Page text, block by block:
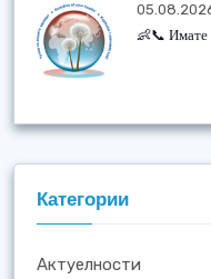
👶📞 Имате
Категории
Актуелности